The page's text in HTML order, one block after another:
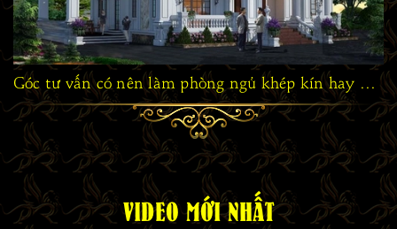
Góc tư vấn có nên làm phòng ngủ khép kín hay không? PT525018
VIDEO MỚI NHẤT